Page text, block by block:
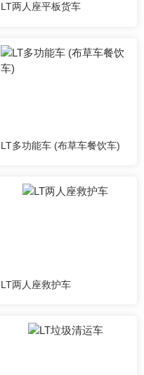
LT两人座平板货车
LT多功能车 (布草车餐饮车)
LT两人座救护车